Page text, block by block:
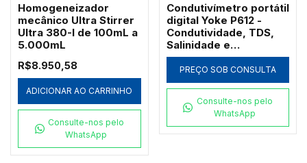
Homogeneizador
mecânico Ultra Stirrer
Ultra 380-I de 100mL a
5.000mL
R$8.950,58
ADICIONAR AO CARRINHO
Consulte-nos pelo
WhatsApp
Condutivímetro portátil
digital Yoke P612 -
Condutividade, TDS,
Salinidade e
Resistividade
PREÇO SOB CONSULTA
Consulte-nos pelo
WhatsApp